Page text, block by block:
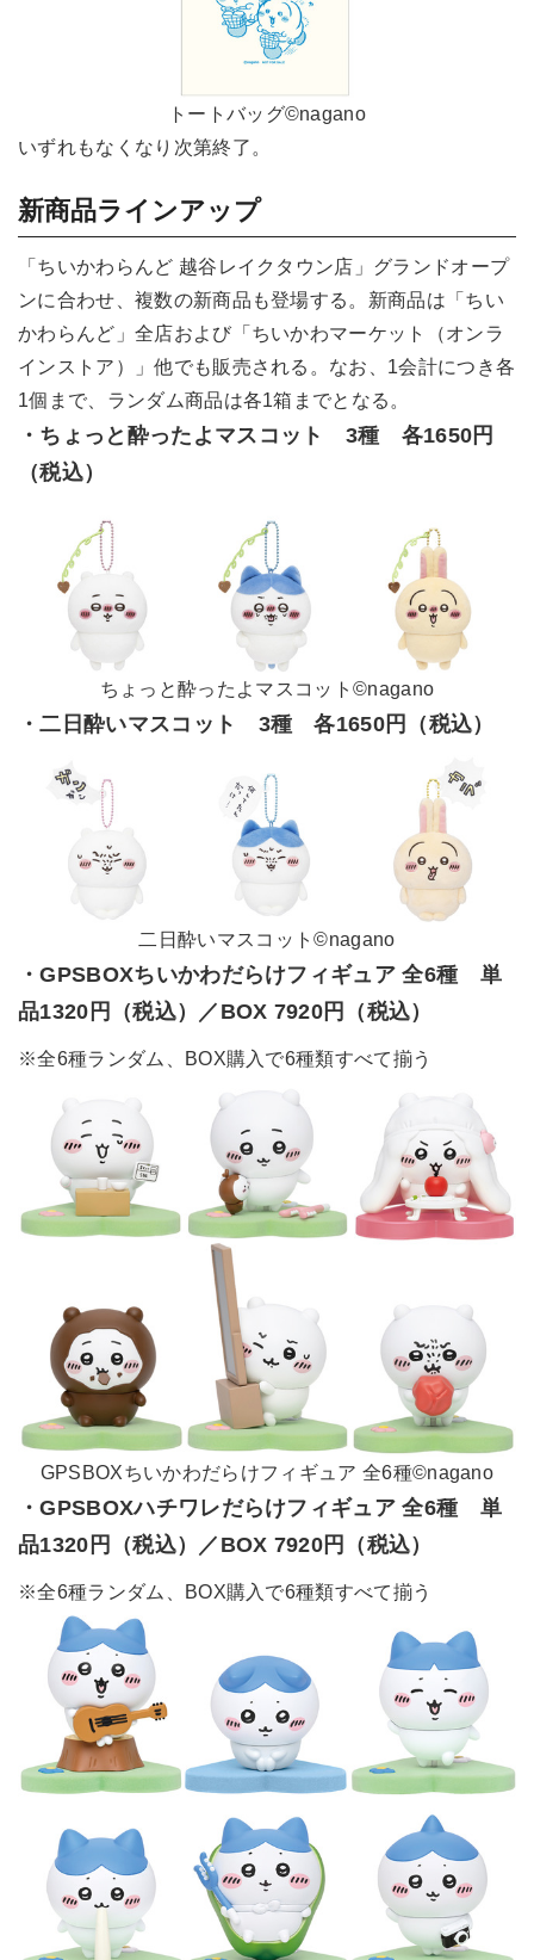
トートバッグ©nagano
いずれもなくなり次第終了。
新商品ラインアップ
「ちいかわらんど 越谷レイクタウン店」グランドオープ
ンに合わせ、複数の新商品も登場する。新商品は「ちい
かわらんど」全店および「ちいかわマーケット（オンラ
インストア）」他でも販売される。なお、1会計につき各
1個まで、ランダム商品は各1箱までとなる。
・ちょっと酔ったよマスコット 3種 各1650円
（税込）
ちょっと酔ったよマスコット©nagano
・二日酔いマスコット 3種 各1650円（税込）
二日酔いマスコット©nagano
・GPSBOXちいかわだらけフィギュア 全6種 単
品1320円（税込）／BOX 7920円（税込）
※全6種ランダム、BOX購入で6種類すべて揃う
GPSBOXちいかわだらけフィギュア 全6種©nagano
・GPSBOXハチワレだらけフィギュア 全6種 単
品1320円（税込）／BOX 7920円（税込）
※全6種ランダム、BOX購入で6種類すべて揃う